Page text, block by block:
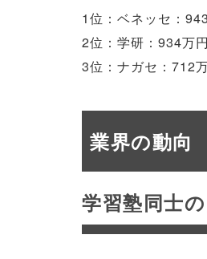
1位：ベネッセ：
2位：学研：934万円
3位：ナガセ：712
業界の動向
学習塾同士